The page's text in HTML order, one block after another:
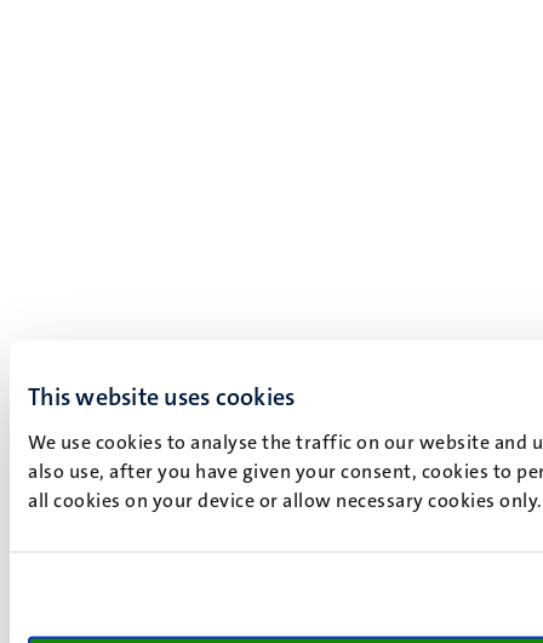
This website uses cookies
We use cookies to analyse the traffic on our website and
also use, after you have given your consent, cookies to
all cookies on your device or allow necessary cookies